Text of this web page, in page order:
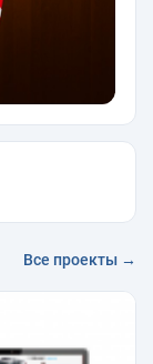
Все проекты →